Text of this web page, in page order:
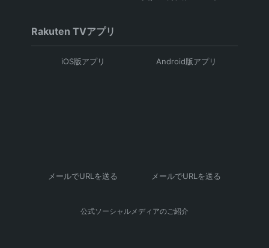
Rakuten TVアプリ
iOS版アプリ
メールでURLを送る
Android版アプリ
メールでURLを送る
公式ソーシャルメディアのご紹介